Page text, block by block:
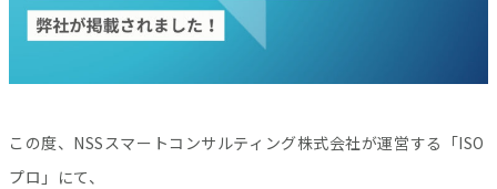
この度、NSSスマートコンサルティング株式会社が運営する「ISO
プロ」にて、